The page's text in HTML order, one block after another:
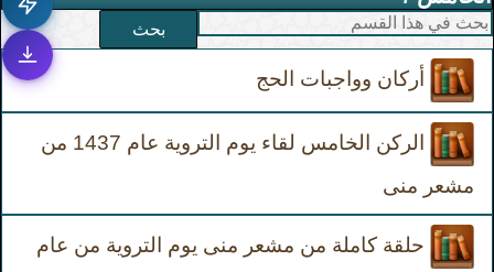
بحث
أركان وواجبات الحج
الركن الخامس لقاء يوم التروية عام 1437 من
مشعر منى
حلقة كاملة من مشعر منى يوم التروية من عام